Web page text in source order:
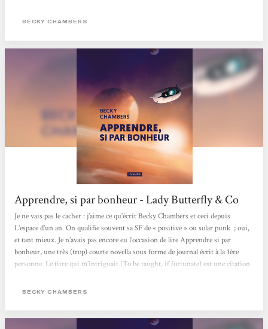
qu’à en apprendre plus sur l’histoire de la terre en parcourant l’Espace. Nous
BECKY CHAMBERS
Apprendre, si par bonheur - Lady Butterfly & Co
Je ne vais pas le cacher : j’aime ce qu’écrit Becky Chambers et ceci depuis
L’espace d’un an. On qualifie souvent sa SF de « positive » ou solar punk ; oui,
et tant mieux. Je n’avais pas encore eu l’occasion de lire Apprendre si par
bonheur, une très (trop) courte novella sous forme de journal écrit à la 1ère
personne. Le titre qui m’intriguait (To be taught, if fortunate) est une citation
sonde Voyager, en 1977. Nous suivons un petit équipage,...
BECKY CHAMBERS